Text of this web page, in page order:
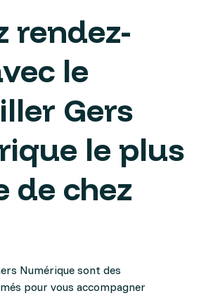
rendez-
le
Gers
le plus
de chez
Numérique sont des
pour vous accompagner